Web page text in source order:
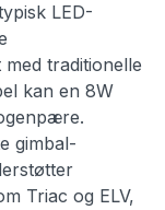
LED-
traditionelle
kan en 8W
gimbal-
Triac og ELV,